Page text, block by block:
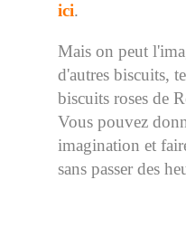
ici.
Mais on peut
d'autres biscuits,
biscuits roses de
Vous pouvez
imagination et
sans passer des